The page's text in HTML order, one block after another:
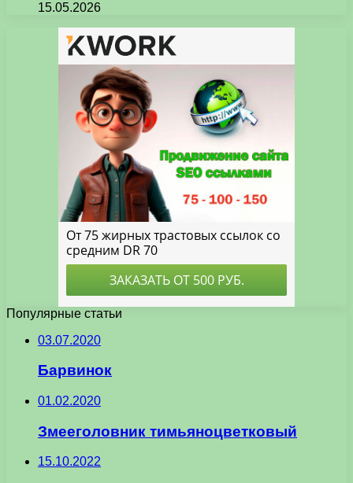
15.05.2026
Популярные статьи
03.07.2020
Барвинок
01.02.2020
Змееголовник тимьяноцветковый
15.10.2022